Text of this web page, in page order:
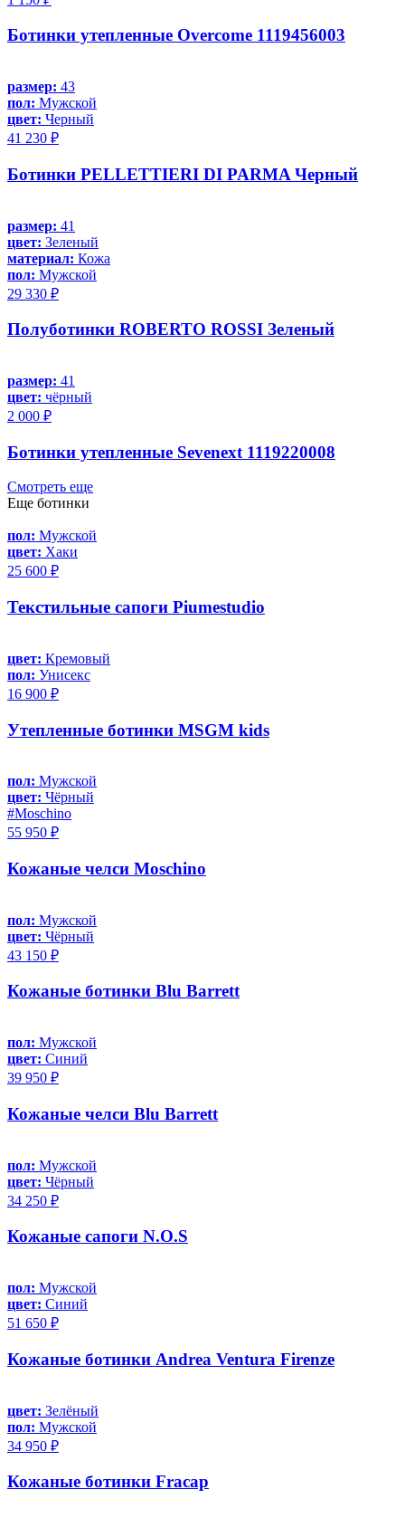
Ботинки утепленные Overcome 1119456003
размер: 43
пол: Мужской
цвет: Черный
41 230 ₽
Ботинки PELLETTIERI DI PARMA Черный
размер: 41
цвет: Зеленый
материал: Кожа
пол: Мужской
29 330 ₽
Полуботинки ROBERTO ROSSI Зеленый
размер: 41
цвет: чёрный
2 000 ₽
Ботинки утепленные Sevenext 1119220008
Смотреть еще
Еще ботинки
пол: Мужской
цвет: Хаки
25 600 ₽
Текстильные сапоги Piumestudio
цвет: Кремовый
пол: Унисекс
16 900 ₽
Утепленные ботинки MSGM kids
пол: Мужской
цвет: Чёрный
#Moschino
55 950 ₽
Кожаные челси Moschino
пол: Мужской
цвет: Чёрный
43 150 ₽
Кожаные ботинки Blu Barrett
пол: Мужской
цвет: Синий
39 950 ₽
Кожаные челси Blu Barrett
пол: Мужской
цвет: Чёрный
34 250 ₽
Кожаные сапоги N.O.S
пол: Мужской
цвет: Синий
51 650 ₽
Кожаные ботинки Andrea Ventura Firenze
цвет: Зелёный
пол: Мужской
34 950 ₽
Кожаные ботинки Fracap